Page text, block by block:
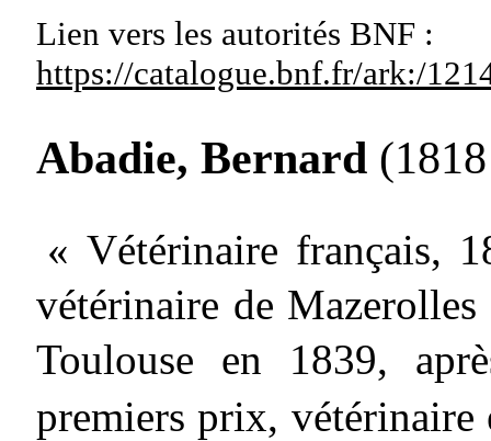
Lien vers les autorités BNF :
https://catalogue.bnf.fr/ark:/
Abadie, Bernard
« Vétérinaire français,
vétérinaire de
Toulouse en 1839,
premiers prix,